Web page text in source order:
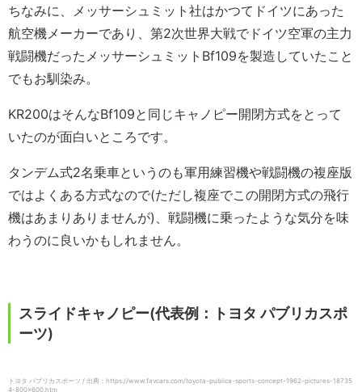
ちなみに、メッサーシュミット社はかつてドイツにあった
航空機メーカーであり、第2次世界大戦でドイツ空軍の主力
戦闘機だったメッサーシュミットBf109を製造していたこと
でもお馴染み。
KR200はそんなBf109と同じキャノピー開閉方式をとって
いたのが面白いところです。
タンデム式2名乗車というのも軍用練習機や戦闘機の複座版
ではよくある方式なので(ただし複座でこの開閉方式の飛行
機はあまりありませんが)、戦闘機に乗ったような気分を味
わうのに良いかもしれません。
スライドキャノピー(代表例：トヨタ パブリカスポ
ーツ)
トヨタ パブリカスポーツ / 出典：https://www.favcars.com/toyota-publica-sports-concept-1962-pictures-18735
4-800×600.htm